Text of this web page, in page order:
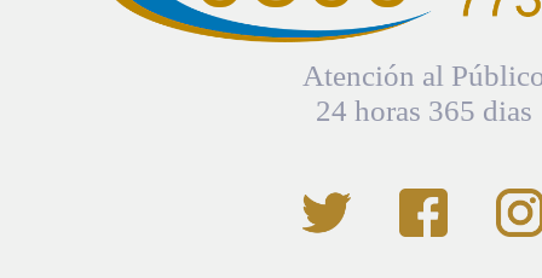
Atención al
24 horas 365 dias